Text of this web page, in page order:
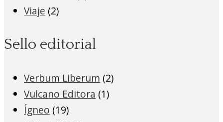
Viaje (2)
Sello editorial
Verbum Liberum (2)
Vulcano Editora (1)
Ígneo (19)